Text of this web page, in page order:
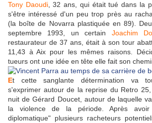
Tony Daoudi, 32 ans, qui était tué dans la
s'être intéressé d'un peu trop près au
(la boîte de Novarra plastiquée en 89).
septembre 1993, un certain Joachim
restaurateur de 37 ans, était à son tour
11,43 à Aix pour les mêmes raisons.
tueurs ont une idée en tête elle fait son
Et cette sanglante détermination va
s'exprimer autour de la reprise du Retro
nuit de Gérard Doucet, autour de laquelle
la violence de la période. Après
diplomatique" plusieurs racheteurs